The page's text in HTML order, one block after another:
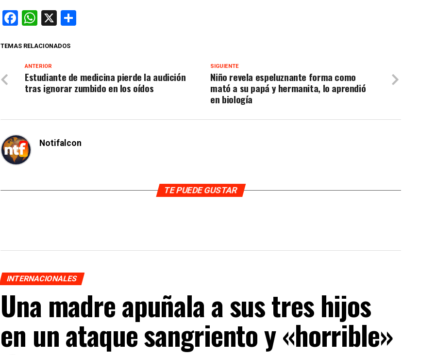
Facebook
WhatsApp
X
TEMAS RELACIONADOS
SIGUIENTE
Niño revela espeluznante forma como
mató a su papá y hermanita, lo aprendió
en biología
ANTERIOR
Estudiante de medicina pierde la audición
tras ignorar zumbido en los oídos
Notifalcon
TE PUEDE GUSTAR
INTERNACIONALES
Una madre apuñala a sus tres hijos
en un ataque sangriento y «horrible»